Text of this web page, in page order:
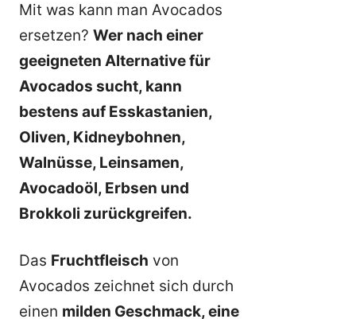
Mit was kann man Avocados
ersetzen? Wer nach einer
geeigneten Alternative für
Avocados sucht, kann
bestens auf Esskastanien,
Oliven, Kidneybohnen,
Walnüsse, Leinsamen,
Avocadoöl, Erbsen und
Brokkoli zurückgreifen.
Das Fruchtfleisch von
Avocados zeichnet sich durch
einen milden Geschmack, eine